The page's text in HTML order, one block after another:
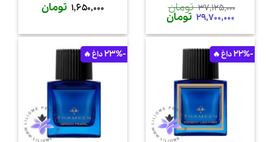
امتیاز4
از 5
37,125,000 تومان
قیمت
اصلی
37,125,000 تومان
بود.
29,700,000 تومان
29,700,000 تومان
است.
1,650,000 تومان
-22%
-23%